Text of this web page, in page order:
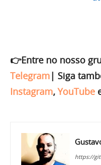
👉Entre no nosso
Telegram | Siga
Instagram, YouTube
https://